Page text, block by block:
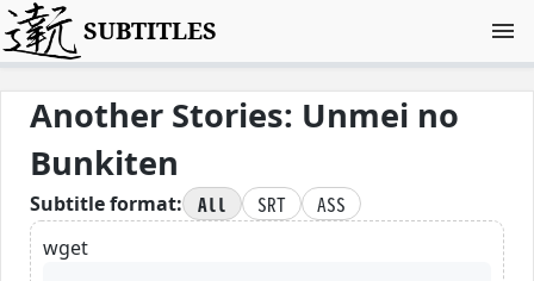
SUBTITLES
Another Stories: Unmei no
Bunkiten
Subtitle format: All SRT
ASS
wget